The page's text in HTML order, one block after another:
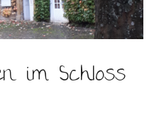
im Schloss